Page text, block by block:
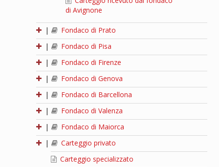
di Avignone
|
Fondaco di Prato
|
Fondaco di Pisa
|
Fondaco di Firenze
|
Fondaco di Genova
|
Fondaco di Barcellona
|
Fondaco di Valenza
|
Fondaco di Maiorca
|
Carteggio privato
Carteggio specializzato